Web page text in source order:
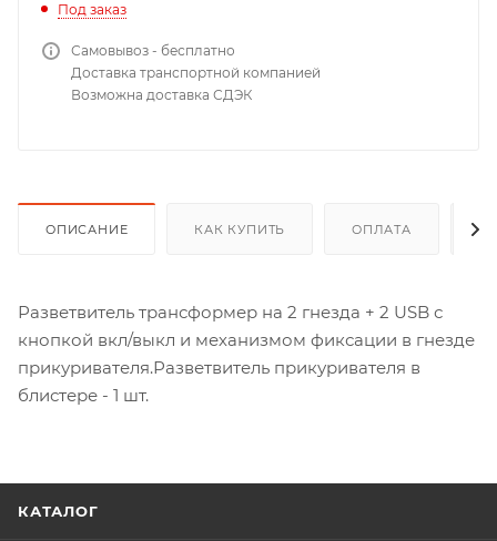
Под заказ
Самовывоз - бесплатно
Доставка транспортной компанией
Возможна доставка СДЭК
ОПИСАНИЕ КАК КУПИТЬ ОПЛАТА
Разветвитель трансформер на 2 гнезда + 2 USB с
кнопкой вкл/выкл и механизмом фиксации в гнезде
прикуривателя.Разветвитель прикуривателя в
блистере - 1 шт.
КАТАЛОГ